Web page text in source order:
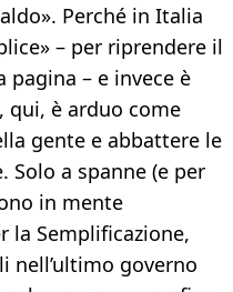
Perché in Italia
– per riprendere il
– e invece è
qui, è arduo come
gente e abbattere le
Solo a spanne (e per
in mente
Semplificazione,
nell’ultimo governo